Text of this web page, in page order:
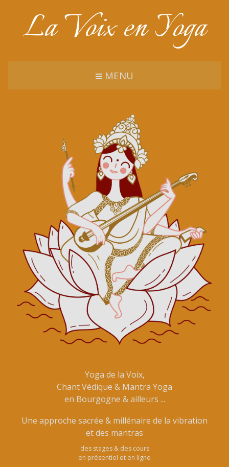
La Voix en Yoga
MENU
Yoga de la Voix,
Chant Védique & Mantra Yoga
en Bourgogne & ailleurs ...
Une approche sacrée & millénaire de la vibration
et des mantras
des stages & des cours
en présentiel et en ligne